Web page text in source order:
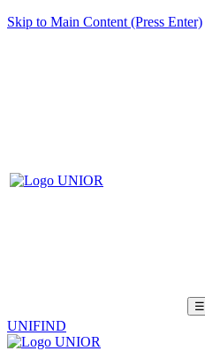
Skip to Main Content (Press Enter)
☰
UNIFIND